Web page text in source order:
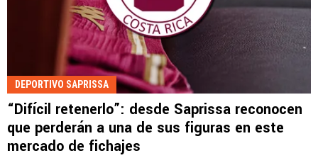
DEPORTIVO SAPRISSA
“Difícil retenerlo”: desde Saprissa reconocen
que perderán a una de sus figuras en este
mercado de fichajes